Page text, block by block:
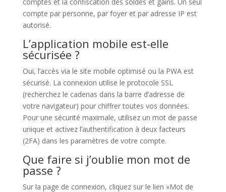
compte par personne, par foyer et par adresse IP est
autorisé.
L’application mobile est-elle
sécurisée ?
Oui, l’accès via le site mobile optimisé ou la PWA est
sécurisé. La connexion utilise le protocole SSL
(recherchez le cadenas dans la barre d’adresse de
votre navigateur) pour chiffrer toutes vos données.
Pour une sécurité maximale, utilisez un mot de passe
unique et activez l’authentification à deux facteurs
(2FA) dans les paramètres de votre compte.
Que faire si j’oublie mon mot de
passe ?
Sur la page de connexion, cliquez sur le lien «Mot de